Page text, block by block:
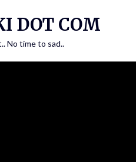
DOT COM
No time to sad..